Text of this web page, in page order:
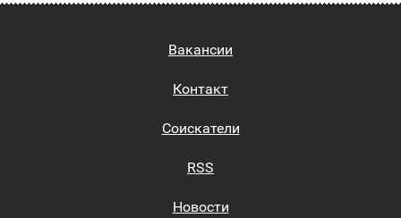
Вакансии
Контакт
Соискатели
RSS
Новости